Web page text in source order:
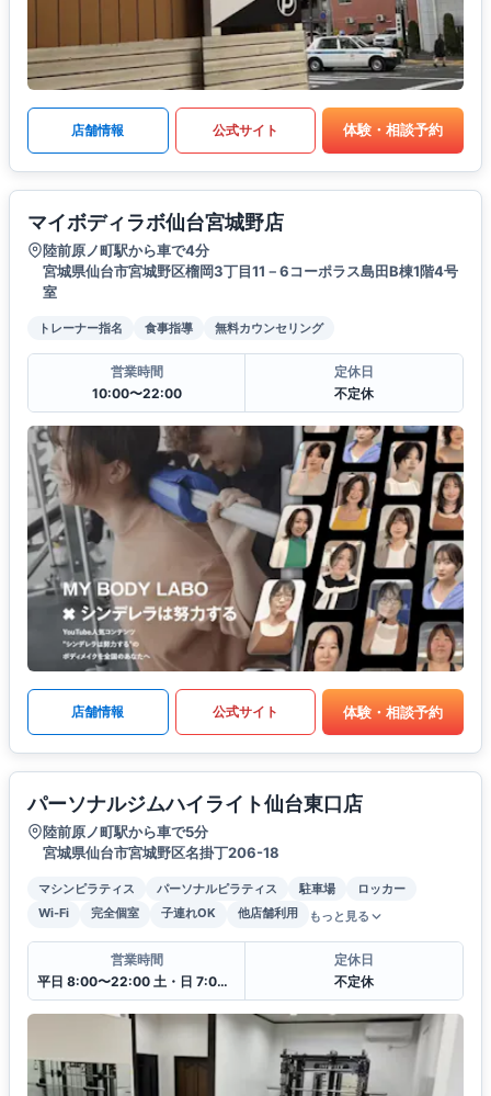
店舗情報 公式サイト 体験・相談予約
マイボディラボ仙台宮城野店
陸前原ノ町駅から車で4分
宮城県仙台市宮城野区榴岡3丁目11－6コーポラス島田B棟1階4号
室
トレーナー指名 食事指導 無料カウンセリング
営業時間
10:00〜22:00
定休日
不定休
店舗情報 公式サイト 体験・相談予約
パーソナルジムハイライト仙台東口店
陸前原ノ町駅から車で5分
宮城県仙台市宮城野区名掛丁206-18
マシンピラティス パーソナルピラティス 駐車場
ロッカー
Wi-Fi
完全個室 子連れOK 他店舗利用 もっと見る
営業時間
平日 8:00〜22:00 土・日 7:00〜21:00
定休日
不定休